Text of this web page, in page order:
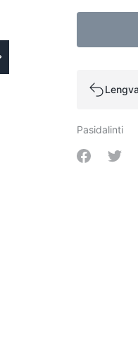
Pasidalinti
Share on